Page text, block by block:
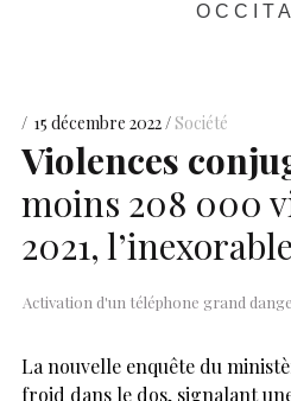
15 décembre 2022 Société
Violences
moins 208 000
2021,
Activation d'un téléphone grand
La nouvelle enquête du
froid dans le dos, signalant